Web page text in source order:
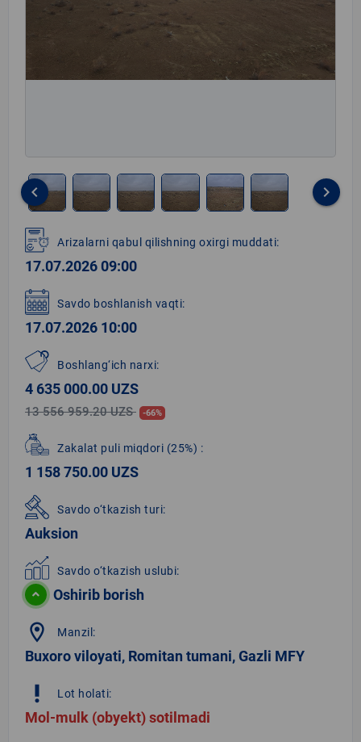
1
of
6
keyboard_arrow_left keyboard_arrow_right
Arizalarni qabul qilishning oxirgi muddati:
17.07.2026 09:00
Savdo boshlanish vaqti:
17.07.2026 10:00
Boshlang‘ich narxi:
4 635 000.00 UZS
13 556 959.20 UZS -66%
Zakalat puli miqdori (25%) :
1 158 750.00 UZS
Savdo o‘tkazish turi:
Auksion
Savdo o‘tkazish uslubi:
Oshirib borish
location_on Manzil:
Buxoro viloyati, Romitan tumani, Gazli MFY
priority_high Lot holati:
Mol-mulk (obyekt) sotilmadi